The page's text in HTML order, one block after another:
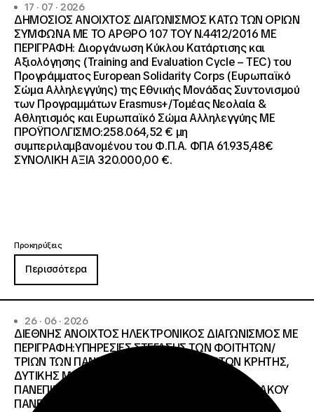
17 · 07 · 2026
ΔΗΜΟΣΙΟΣ ΑΝΟΙΧΤΟΣ ΔΙΑΓΩΝΙΣΜΟΣ ΚΑΤΩ ΤΩΝ ΟΡΙΩΝ
ΣΥΜΦΩΝΑ ΜΕ ΤΟ ΑΡΘΡΟ 107 ΤΟΥ Ν.4412/2016 ΜΕ
ΠΕΡΙΓΡΑΦΗ: Διοργάνωση Κύκλου Κατάρτισης και
Αξιολόγησης (Training and Evaluation Cycle – TEC) του
Προγράμματος European Solidarity Corps (Ευρωπαϊκό
Σώμα Αλληλεγγύης) της Εθνικής Μονάδας Συντονισμού
των Προγραμμάτων Erasmus+/Τομέας Νεολαία &
Αθλητισμός και Ευρωπαϊκό Σώμα Αλληλεγγύης ΜΕ
ΠΡΟΫΠΟΛΓΙΣΜΟ:258.064,52 € μη
συμπεριλαμβανομένου του Φ.Π.Α. ΦΠΑ 61.935,48€
ΣΥΝΟΛΙΚΗ ΑΞΙΑ 320.000,00 €.
Προκηρύξεις
Περισσότερα
26 · 06 · 2026
ΔΙΕΘΝΗΣ ΑΝΟΙΧΤΟΣ ΗΛΕΚΤΡΟΝΙΚΟΣ ΔΙΑΓΩΝΙΣΜΟΣ ΜΕ
ΠΕΡΙΓΡΑΦΗ:ΥΠΗΡΕΣΙΕΣ ΣΤΕΓΑΣΗΣ ΤΩΝ ΦΟΙΤΗΤΩΝ/
ΤΡΙΩΝ ΤΩΝ ΠΑΝΕΠΙΣΤΗΜΙΑΚΩΝ ΙΔΡΥΜΑΤΩΝ KΡΗΤΗΣ,
ΔΥΤΙΚΗΣ ΜΑΚΕΔΟΝΙΑΣ, ΔΗΜΟΚΡΙΤΕΙΟΥ
ΠΑΝΕΠΙΣΤΗΜΙΟΥ ΘΡΑΚΗΣ, ΕΛΛΗΝΙΚΟΥ ΜΕΣΟΓΕΙΑΚΟΥ
ΠΑΝΕΠΙΣΤΗΜΙΟΥ, ΠΑΤΡΩΝ